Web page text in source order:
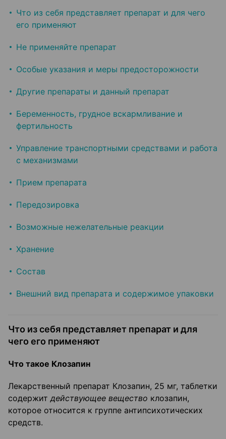
Что из себя представляет препарат и для чего
его применяют
Не применяйте препарат
Особые указания и меры предосторожности
Другие препараты и данный препарат
Беременность, грудное вскармливание и
фертильность
Управление транспортными средствами и работа
с механизмами
Прием препарата
Передозировка
Возможные нежелательные реакции
Хранение
Состав
Внешний вид препарата и содержимое упаковки
Что из себя представляет препарат и для
чего его применяют
Что такое Клозапин
Лекарственный препарат Клозапин, 25 мг, таблетки
содержитдействующее вещество клозапин,
которое относится к группе антипсихотических
средств.